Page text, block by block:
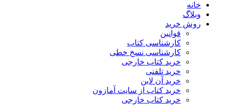
خانه
وبلاگ
روش خرید
قوانین
کارشناسی کتاب
کارشناسی نسخ خطی
خرید کتاب خارجی
خرید تلفنی
خرید آن لاین
خرید کتاب از سایت آمازون
خرید کتاب خارجی